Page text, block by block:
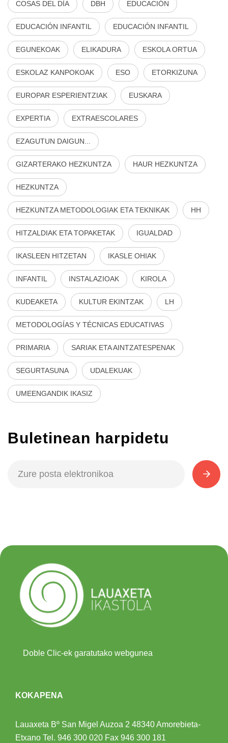
COSAS DEL DÍA DBH EDUCACIÓN
EDUCACIÓN INFANTIL EDUCACIÓN INFANTIL
EGUNEKOAK ELIKADURA ESKOLA ORTUA
ESKOLAZ KANPOKOAK ESO ETORKIZUNA
EUROPAR ESPERIENTZIAK EUSKARA
EXPERTIA EXTRAESCOLARES
EZAGUTUN DAIGUN...
GIZARTERAKO HEZKUNTZA HAUR HEZKUNTZA
HEZKUNTZA
HEZKUNTZA METODOLOGIAK ETA TEKNIKAK HH
HITZALDIAK ETA TOPAKETAK IGUALDAD
IKASLEEN HITZETAN IKASLE OHIAK
INFANTIL INSTALAZIOAK KIROLA
KUDEAKETA KULTUR EKINTZAK LH
METODOLOGÍAS Y TÉCNICAS EDUCATIVAS
PRIMARIA SARIAK ETA AINTZATESPENAK
SEGURTASUNA UDALEKUAK
UMEENGANDIK IKASIZ
Buletinean harpidetu
Doble Clic-ek garatutako webgunea
KOKAPENA
Lauaxeta Bº San Migel Auzoa 2 48340 Amorebieta-
Etxano Tel. 946 300 020 Fax 946 300 181